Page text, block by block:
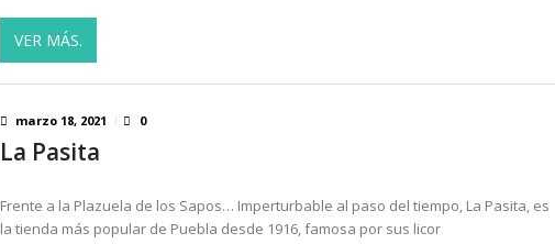
VER MÁS.
marzo 18, 2021 0
La Pasita
Frente a la Plazuela de los Sapos… Imperturbable al paso del tiempo, La Pasita, es
la tienda más popular de Puebla desde 1916, famosa por sus licor